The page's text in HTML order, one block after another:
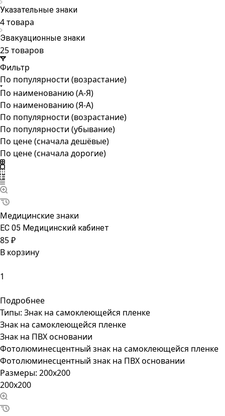
Указательные знаки
4 товара
Эвакуационные знаки
25 товаров
Фильтр
По популярности (возрастание)
По наименованию (А-Я)
По наименованию (Я-А)
По популярности (возрастание)
По популярности (убывание)
По цене (сначала дешёвые)
По цене (сначала дорогие)
Медицинские знаки
ЕС 05 Медицинский кабинет
85 ₽
В корзину
Подробнее
Типы: Знак на самоклеющейся пленке
Знак на самоклеющейся пленке
Знак на ПВХ основании
Фотолюминесцентный знак на самоклеющейся пленке
Фотолюминесцентный знак на ПВХ основании
Размеры: 200x200
200x200